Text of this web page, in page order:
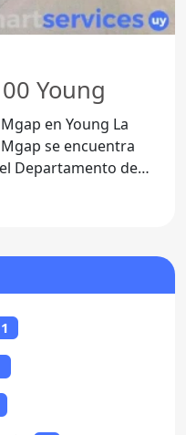
Young
en Young La
se encuentra
Departamento de
1